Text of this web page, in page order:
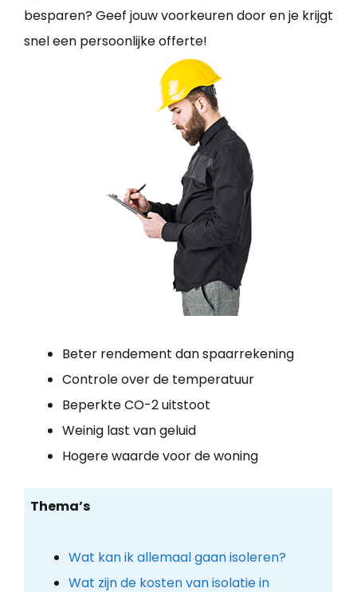
besparen? Geef jouw voorkeuren door en je krijgt
snel een persoonlijke offerte!
Beter rendement dan spaarrekening
Controle over de temperatuur
Beperkte CO-2 uitstoot
Weinig last van geluid
Hogere waarde voor de woning
Thema’s
Wat kan ik allemaal gaan isoleren?
Wat zijn de kosten van isolatie in